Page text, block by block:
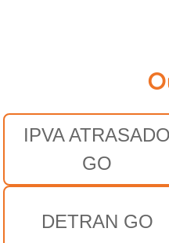
IPVA ATRASADO
GO
DETRAN GO